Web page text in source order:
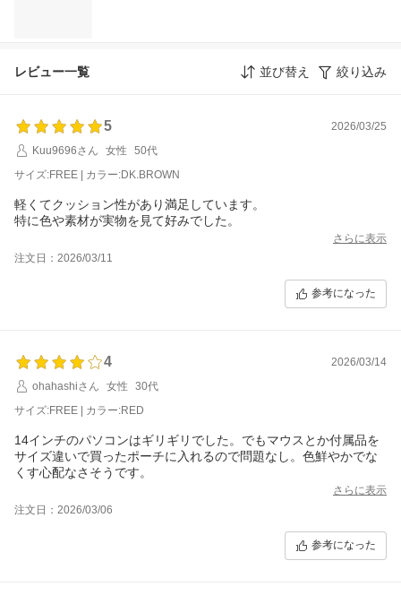
レビュー一覧 並び替え 絞り込み
5
2026/03/25
Kuu9696さん
女性
50代
サイズ:FREE | カラー:DK.BROWN
軽くてクッション性があり満足しています。
さらに表示
注文日：2026/03/11
参考になった
4
2026/03/14
ohahashiさん
女性
30代
サイズ:FREE | カラー:RED
14インチのパソコンはギリギリでした。でもマウスとか付属品を
サイズ違いで買ったポーチに入れるので問題なし。色鮮やかでな
くす心配なさそうです。
さらに表示
注文日：2026/03/06
参考になった